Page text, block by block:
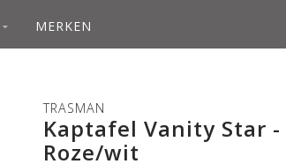
MERKEN
TRASMAN
Kaptafel Vanity Star
Roze/wit